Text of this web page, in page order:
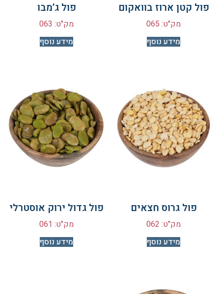
פול קטן ארוז בוואקום
מק"ט: 065
מידע נוסף
פול ג’מבו
מק"ט: 063
מידע נוסף
פול גרוס חצאים
מק"ט: 062
מידע נוסף
פול גדול ירוק אוסטרלי
מק"ט: 061
מידע נוסף